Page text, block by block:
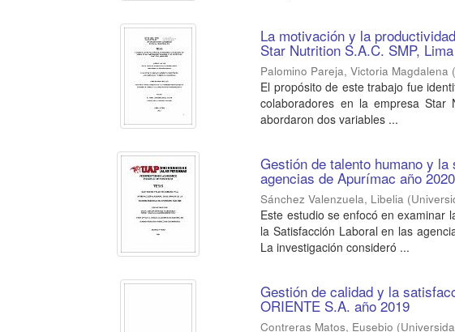
La motivación y la
Star Nutrition S.A.C. SMP,
Palomino Pareja, Victoria Magdalena (
El propósito de este trabajo fue
colaboradores en la empresa
abordaron dos variables ...
Gestión de talento humano y
agencias de Apurímac año 2020
Sánchez Valenzuela, Libelia (
Este estudio se enfocó en examinar
la Satisfacción Laboral en las
La investigación consideró ...
Gestión de calidad y la
ORIENTE S.A. año 2019
Contreras Matos, Eusebio (